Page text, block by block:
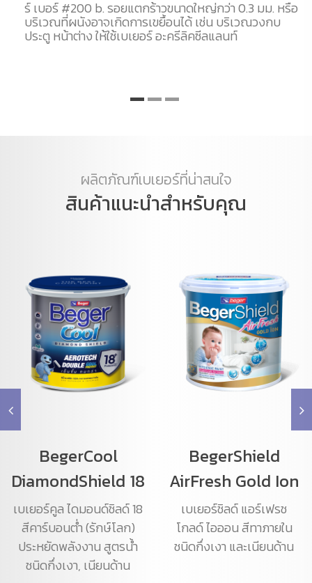
ร์ เบอร์ #200 b. รอยแตกร้าวขนาดใหญ่กว่า 0.3 มม. หรือ
บริเวณที่ผนังอาจเกิดการเขยื้อนได้ เช่น บริเวณวงกบ
ประตู หน้าต่าง ให้ใช้เบเยอร์ อะครีลิคซีลแลนท์
ผลิตภัณฑ์เบเยอร์ที่น่าสนใจ
สินค้าแนะนำสำหรับคุณ
BegerCool
DiamondShield 18
เบเยอร์คูล ไดมอนด์ชิลด์ 18
สีคาร์บอนต่ำ (รักษ์โลก)
ประหยัดพลังงาน สูตรน้ำ
ชนิดกึ่งเงา, เนียนด้าน
BegerShield
AirFresh Gold Ion
เบเยอร์ชิลด์ แอร์เฟรช
โกลด์ ไอออน สีทาภายใน
ชนิดกึ่งเงา และเนียนด้าน